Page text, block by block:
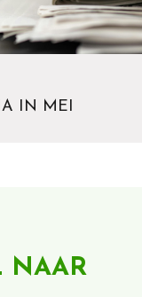
IN MEI
NAAR